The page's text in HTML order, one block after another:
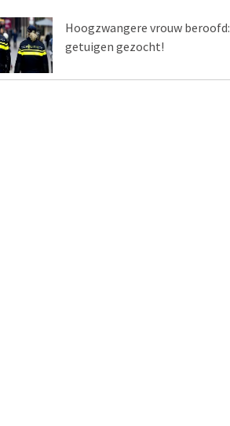
Hoogzwangere vrouw beroofd:
getuigen gezocht!